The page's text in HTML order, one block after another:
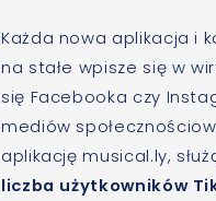
Każda nowa aplikacja i
na stałe wpisze się w
się Facebooka czy
mediów
aplikację musical.ly,
liczba użytkowników